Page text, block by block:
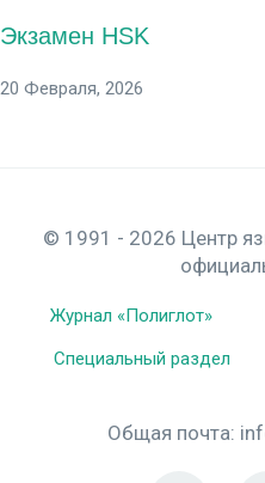
Экзамен HSK
20 Февраля, 2026
© 1991 - 2026 Центр
Журнал «Полиглот»
Специальный раздел
Общая почта: